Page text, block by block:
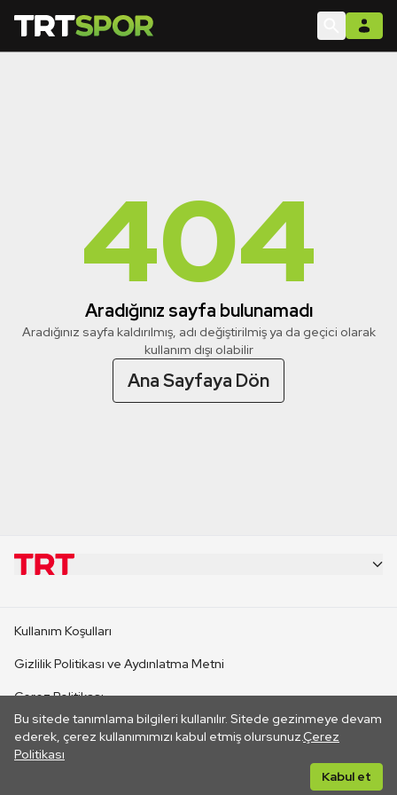
404
Aradığınız sayfa bulunamadı
Aradığınız sayfa kaldırılmış, adı değiştirilmiş ya da geçici olarak
kullanım dışı olabilir
Ana Sayfaya Dön
Bu sitede tanımlama bilgileri kullanılır. Sitede gezinmeye devam
ederek, çerez kullanımımızı kabul etmiş olursunuz.Çerez
Politikası
Kabul et
CANLI YAYINLAR
Kullanım Koşulları
Gizlilik Politikası ve Aydınlatma Metni
Çerez Politikası
İletişim
Her hakkı saklıdır. ©2026 TRT. Bağlantı yoluyla gidilen dış